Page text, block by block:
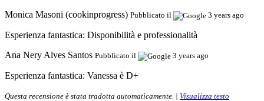
Monica Masoni (cookinprogress) Pubblicato il 3 years ago
Esperienza fantastica: Disponibilità e professionalità
Ana Nery Alves Santos Pubblicato il 3 years ago
Esperienza fantastica: Vanessa è D+
Questa recensione è stata tradotta automaticamente. | Visualizza testo